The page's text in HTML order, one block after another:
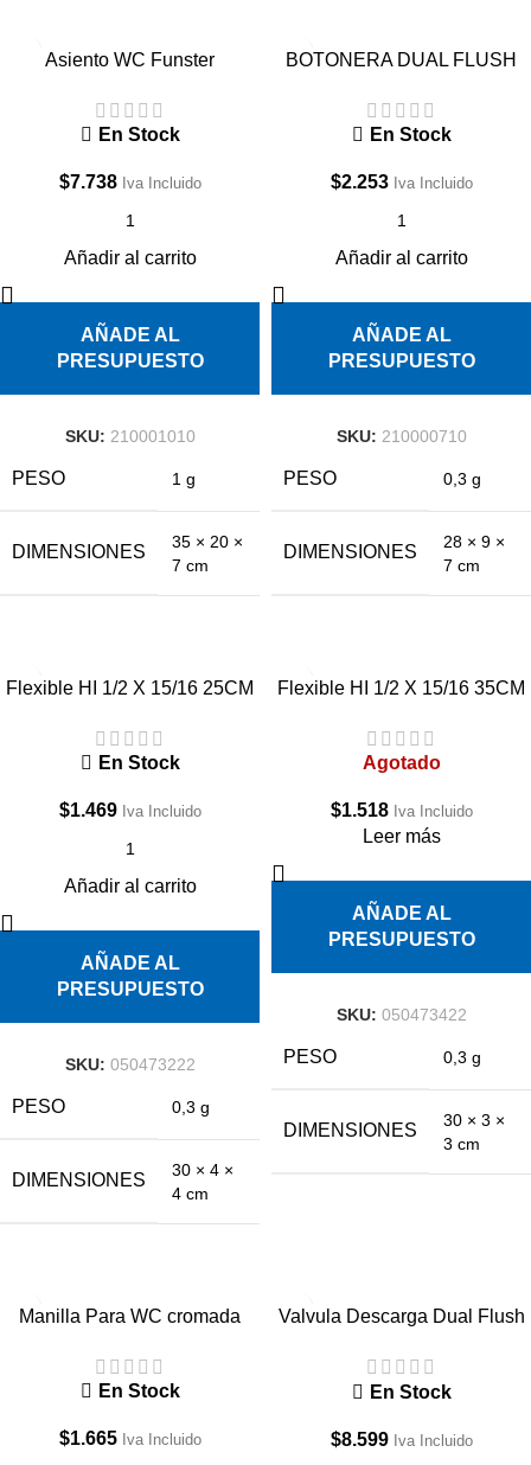
Asiento WC Funster
En Stock
$7.738 Iva Incluido
Añadir al carrito
AÑADE AL
PRESUPUESTO
SKU: 210001010
PESO 1 g
DIMENSIONES
35 × 20 ×
7 cm
BOTONERA DUAL FLUSH
En Stock
$2.253 Iva Incluido
Añadir al carrito
AÑADE AL
PRESUPUESTO
SKU: 210000710
PESO 0,3 g
DIMENSIONES
28 × 9 ×
7 cm
Flexible HI 1/2 X 15/16 25CM
En Stock
$1.469 Iva Incluido
Añadir al carrito
AÑADE AL
PRESUPUESTO
SKU: 050473222
PESO 0,3 g
DIMENSIONES
30 × 4 ×
4 cm
Flexible HI 1/2 X 15/16 35CM
Agotado
$1.518 Iva Incluido
Leer más
AÑADE AL
PRESUPUESTO
SKU: 050473422
PESO 0,3 g
DIMENSIONES
30 × 3 ×
3 cm
Manilla Para WC cromada
En Stock
$1.665 Iva Incluido
Valvula Descarga Dual Flush
En Stock
$8.599 Iva Incluido